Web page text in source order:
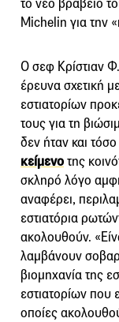
Michelin για την
Ο σεφ Κρίστιαν Φ.
έρευνα σχετική
εστιατορίων
τους για τη
δεν ήταν και
κείμενοτης
σκληρό λόγο
αναφέρει,
εστιατόρια
ακολουθούν.
λαμβάνουν
βιομηχανία της
εστιατορίων που
οποίες